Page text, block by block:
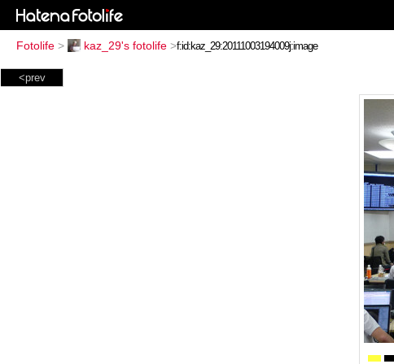
Fotolife > kaz_29's fotolife >
<prev